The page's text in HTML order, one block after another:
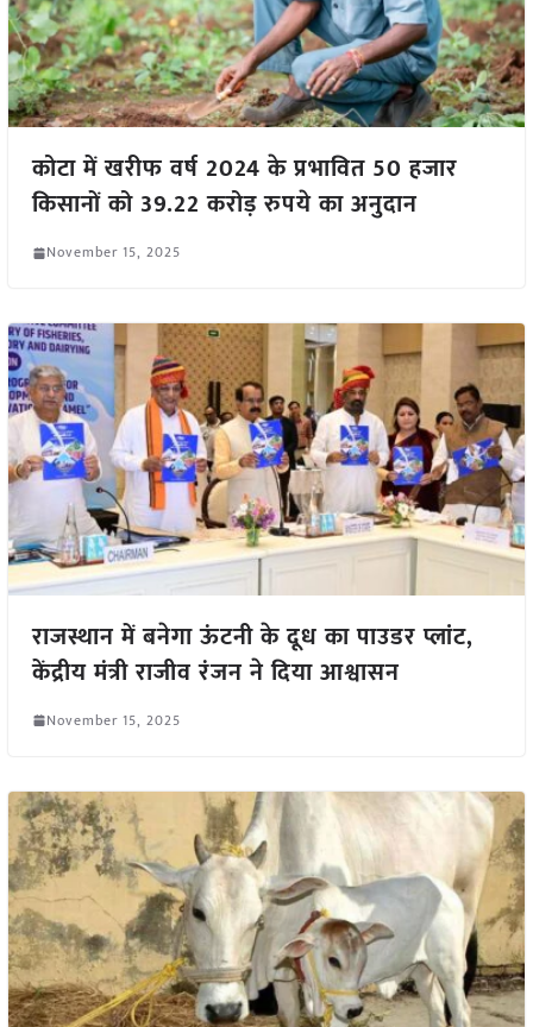
कोटा में खरीफ वर्ष 2024 के प्रभावित 50 हजार
किसानों को 39.22 करोड़ रुपये का अनुदान
November 15, 2025
राजस्थान में बनेगा ऊंटनी के दूध का पाउडर प्लांट,
केंद्रीय मंत्री राजीव रंजन ने दिया आश्वासन
November 15, 2025